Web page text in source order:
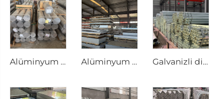
Alüminyum yuvarlak çubuk Alüminyum çubuk Alüminyum Levha çelik sac Galvanizli dikişsiz boru yuvarlak boru